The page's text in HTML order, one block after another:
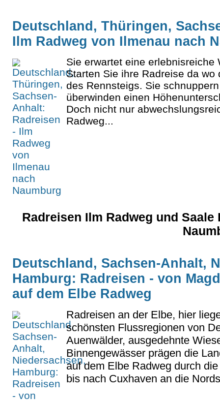
Deutschland, Thüringen,
Ilm Radweg von Ilmenau nach
Sie erwartet eine erlebnisreiche
Starten Sie ihre Radreise da
des Rennsteigs. Sie
überwinden einen
Doch nicht nur
Radweg...
Radreisen Ilm Radweg und
Deutschland, Sachsen-Anhalt,
Hamburg: Radreisen - von
auf dem Elbe Radweg
Radreisen an der Elbe, hier
schönsten Flussregionen von
Auenwälder, ausgedehnte
Binnengewässer prägen die
auf dem Elbe Radweg durch
bis nach Cuxhaven an die